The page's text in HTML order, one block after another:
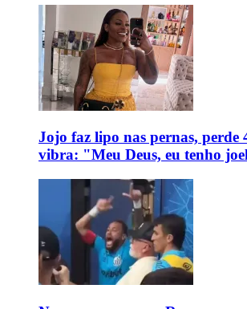
Jojo faz lipo nas pernas, perde
vibra: "Meu Deus, eu tenho